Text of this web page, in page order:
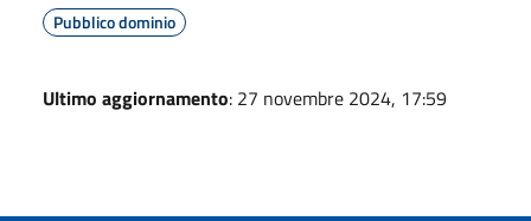
Pubblico dominio
Ultimo aggiornamento: 27 novembre 2024, 17:59